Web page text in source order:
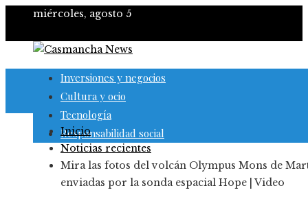
miércoles, agosto 5
Inversiones y negocios
Cultura y ocio
Tecnología
Responsabilidad social
Inicio
Noticias recientes
Mira las fotos del volcán Olympus Mons de
enviadas por la sonda espacial Hope | Video